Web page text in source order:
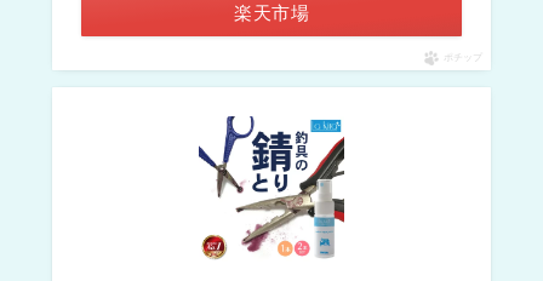
楽天市場
ポチップ